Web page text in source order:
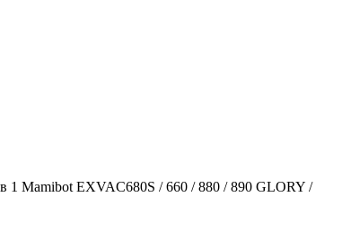
1 Mamibot EXVAC680S / 660 / 880 / 890 GLORY /